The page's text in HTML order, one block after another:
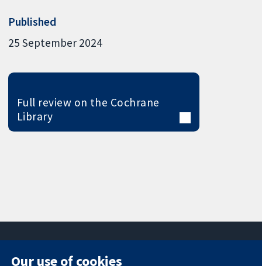
Published
25 September 2024
Full review on the Cochrane
Library
Our use of cookies